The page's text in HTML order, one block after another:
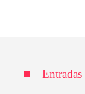
Entradas